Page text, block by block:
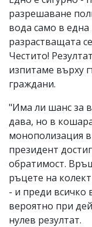
разрешаване
вода само в
разрастващата
Честито!
изпитаме върху
граждани.
"Има ли шанс за
дава, но в
монополизация
президент
обратимост.
ръцете на
- и преди всичко
вероятно при
нулев резултат.